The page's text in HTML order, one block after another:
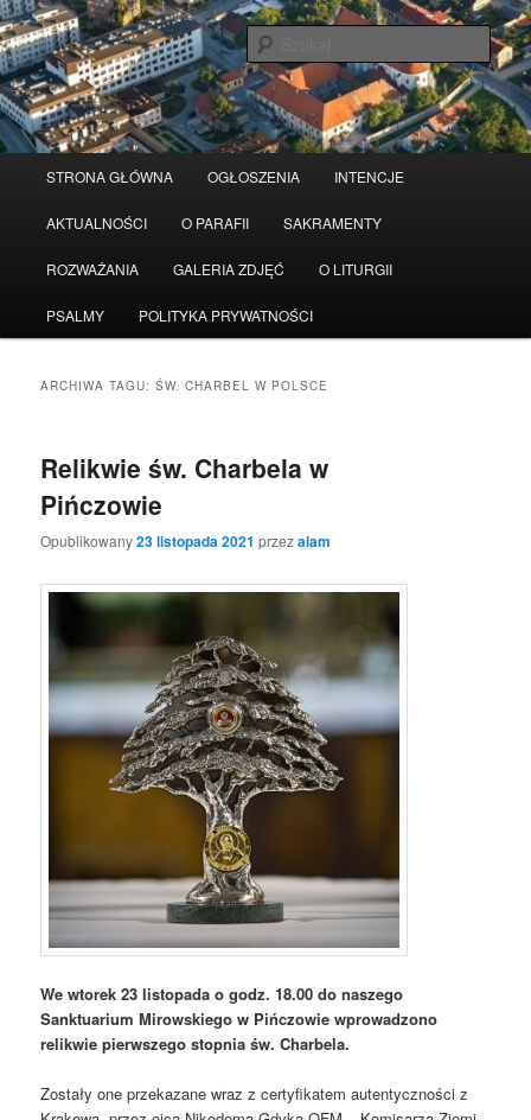
Przeskocz
do
tekstu
Przeskocz
do
widgetów
STRONA GŁÓWNA OGŁOSZENIA INTENCJE
AKTUALNOŚCI O PARAFII SAKRAMENTY
ROZWAŻANIA GALERIA ZDJĘĆ O LITURGII
PSALMY POLITYKA PRYWATNOŚCI
ARCHIWA TAGU:ŚW. CHARBEL W POLSCE
Relikwie św. Charbela w
Pińczowie
Opublikowany23 listopada 2021 przezalam
We wtorek 23 listopada o godz. 18.00 do naszego
Sanktuarium Mirowskiego w Pińczowie wprowadzono
relikwie pierwszego stopnia św. Charbela.
Zostały one przekazane wraz z certyfikatem autentyczności z
Serwis wykorzystuje pliki Cookies Czytaj więcej odrzuć